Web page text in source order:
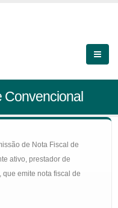
Convencional
de Nota Fiscal de
ativo, prestador de
emite nota fiscal de